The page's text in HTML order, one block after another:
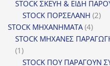
STOCK ΣΚΕΥΗ & ΕΙΔΗ
STOCK ΠΟΡΣΕΛΑΝΗ 22
STOCK ΜΗΧΑΝΗΜΑΤΑ 44
STOCK ΜΗΧΑΝΕΣ
11
προϊόν
STOCK ΠΟΥ ΠΑΡΑΓΟΥΝ